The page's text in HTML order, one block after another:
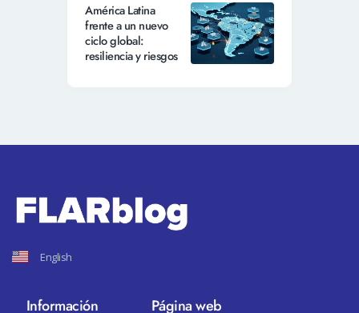
América Latina
frente a un nuevo
ciclo global:
resiliencia y riesgos
English
Información Página web